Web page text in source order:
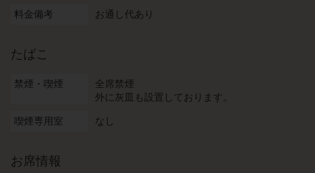
料金備考 お通し代あり
たばこ
禁煙・喫煙
全席禁煙
外に灰皿も設置しております。
喫煙専用室 なし
お席情報